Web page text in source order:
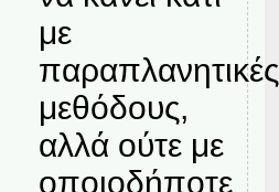
με
παραπλανητικές
μεθόδους,
αλλά ούτε με
οποιοδήποτε